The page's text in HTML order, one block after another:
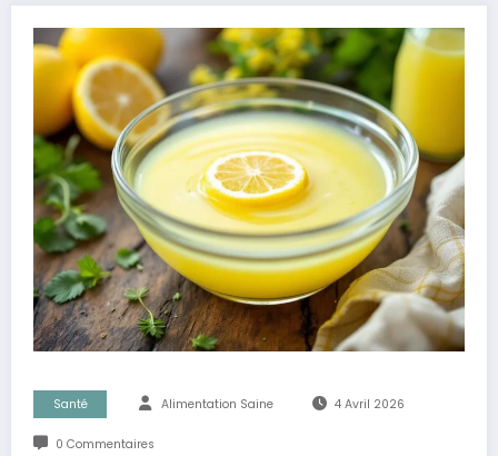
Santé Alimentation Saine 4 Avril 2026
0 Commentaires